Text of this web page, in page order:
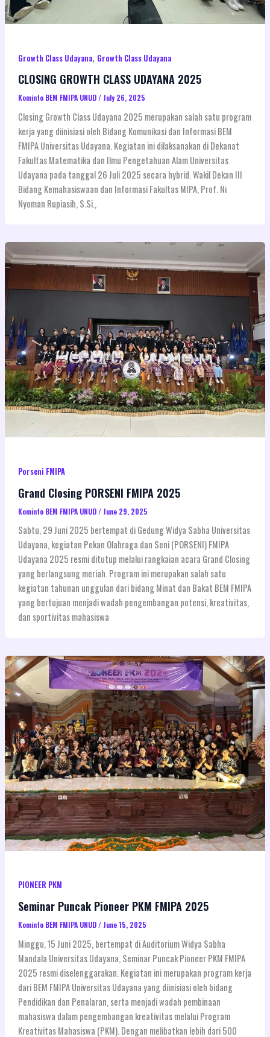
Growth Class Udayana, Growth Class Udayana
CLOSING GROWTH CLASS UDAYANA 2025
Kominfo BEM FMIPA UNUD / July 26, 2025
Closing Growth Class Udayana 2025 merupakan salah satu program
kerja yang diinisiasi oleh Bidang Komunikasi dan Informasi BEM
FMIPA Universitas Udayana. Kegiatan ini dilaksanakan di Dekanat
Fakultas Matematika dan Ilmu Pengetahuan Alam Universitas
Udayana pada tanggal 26 Juli 2025 secara hybrid. Wakil Dekan III
Bidang Kemahasiswaan dan Informasi Fakultas MIPA, Prof. Ni
Nyoman Rupiasih, S.Si.,
Porseni FMIPA
Grand Closing PORSENI FMIPA 2025
Kominfo BEM FMIPA UNUD / June 29, 2025
Sabtu, 29 Juni 2025 bertempat di Gedung Widya Sabha Universitas
Udayana, kegiatan Pekan Olahraga dan Seni (PORSENI) FMIPA
Udayana 2025 resmi ditutup melalui rangkaian acara Grand Closing
yang berlangsung meriah. Program ini merupakan salah satu
kegiatan tahunan unggulan dari bidang Minat dan Bakat BEM FMIPA
yang bertujuan menjadi wadah pengembangan potensi, kreativitas,
dan sportivitas mahasiswa
PIONEER PKM
Seminar Puncak Pioneer PKM FMIPA 2025
Kominfo BEM FMIPA UNUD / June 15, 2025
Minggu, 15 Juni 2025, bertempat di Auditorium Widya Sabha
Mandala Universitas Udayana, Seminar Puncak Pioneer PKM FMIPA
2025 resmi diselenggarakan. Kegiatan ini merupakan program kerja
dari BEM FMIPA Universitas Udayana yang diinisiasi oleh bidang
Pendidikan dan Penalaran, serta menjadi wadah pembinaan
mahasiswa dalam pengembangan kreativitas melalui Program
Kreativitas Mahasiswa (PKM). Dengan melibatkan lebih dari 500